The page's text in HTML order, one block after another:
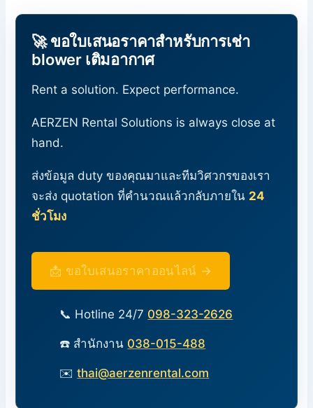
🚀 ขอใบเสนอราคาสำหรับการเช่า
blower เติมอากาศ
Rent a solution. Expect performance.
AERZEN Rental Solutions is always close at
hand.
ส่งข้อมูล duty ของคุณมาและทีมวิศวกรของเรา
จะส่ง quotation ที่คำนวณแล้วกลับภายใน 24
ชั่วโมง
📩 ขอใบเสนอราคาออนไลน์ →
📞 Hotline 24/7 098-323-2626
☎️ สำนักงาน 038-015-488
✉️thai@aerzenrental.com